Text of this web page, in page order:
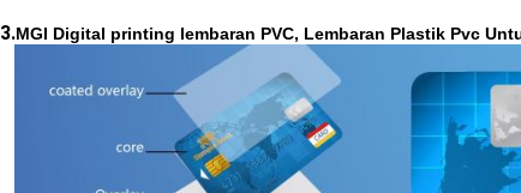
3.MGI Digital printing lembaran PVC, Lembaran Plastik Pvc